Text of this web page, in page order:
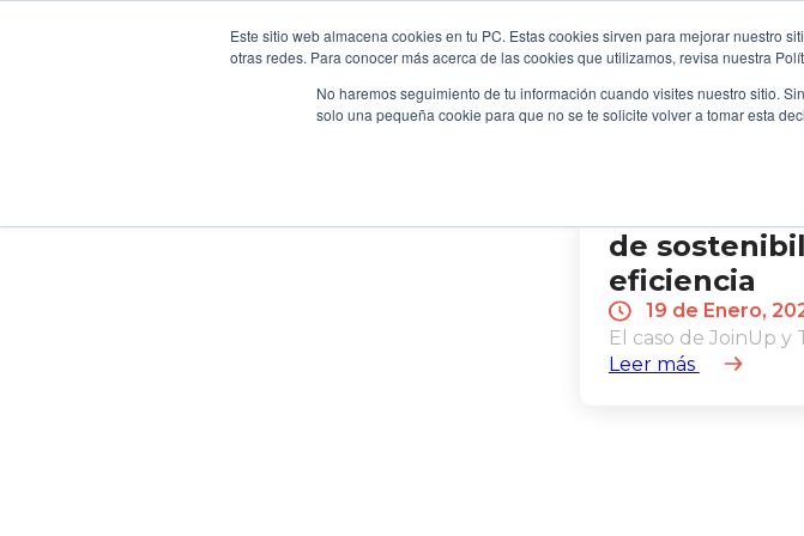
Este sitio web almacena cookies en tu PC. Estas cookies sirven para mejorar nuestro
otras redes. Para conocer más acerca de las cookies que utilizamos, revisa nuestra
No haremos seguimiento de tu información cuando visites nuestro sitio.
solo una pequeña cookie para que no se te solicite volver a tomar esta
Casos deEmpresa y Sociedad
HOME B2B
de
eficiencia
19 de Enero,
El caso de JoinUp y
Leer más